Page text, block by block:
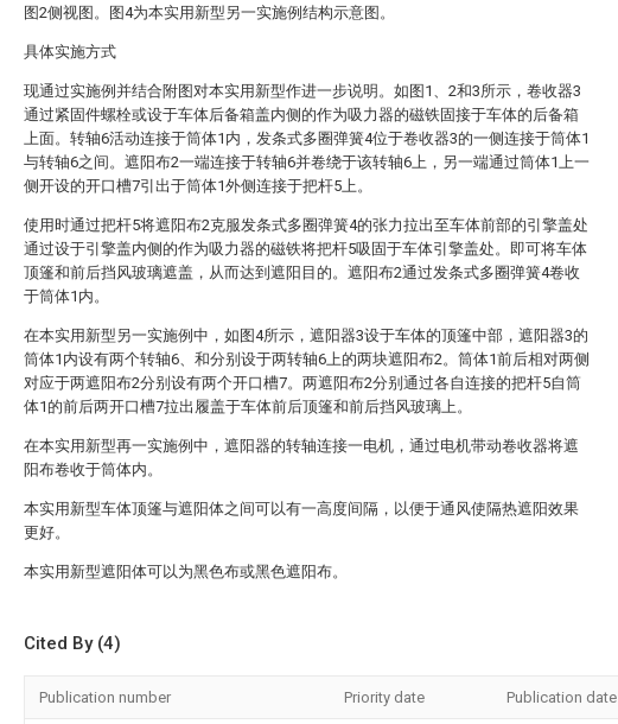
图2侧视图。图4为本实用新型另一实施例结构示意图。
具体实施方式
现通过实施例并结合附图对本实用新型作进一步说明。如图1、2和3所示，卷收器3
通过紧固件螺栓或设于车体后备箱盖内侧的作为吸力器的磁铁固接于车体的后备箱
上面。转轴6活动连接于筒体1内，发条式多圈弹簧4位于卷收器3的一侧连接于筒体1
与转轴6之间。遮阳布2一端连接于转轴6并卷绕于该转轴6上，另一端通过筒体1上一
侧开设的开口槽7引出于筒体1外侧连接于把杆5上。
使用时通过把杆5将遮阳布2克服发条式多圈弹簧4的张力拉出至车体前部的引擎盖处
通过设于引擎盖内侧的作为吸力器的磁铁将把杆5吸固于车体引擎盖处。即可将车体
顶篷和前后挡风玻璃遮盖，从而达到遮阳目的。遮阳布2通过发条式多圈弹簧4卷收
于筒体1内。
在本实用新型另一实施例中，如图4所示，遮阳器3设于车体的顶篷中部，遮阳器3的
筒体1内设有两个转轴6、和分别设于两转轴6上的两块遮阳布2。筒体1前后相对两侧
对应于两遮阳布2分别设有两个开口槽7。两遮阳布2分别通过各自连接的把杆5自筒
体1的前后两开口槽7拉出履盖于车体前后顶篷和前后挡风玻璃上。
在本实用新型再一实施例中，遮阳器的转轴连接一电机，通过电机带动卷收器将遮
阳布卷收于筒体内。
本实用新型车体顶篷与遮阳体之间可以有一高度间隔，以便于通风使隔热遮阳效果
更好。
本实用新型遮阳体可以为黑色布或黑色遮阳布。
Cited By (4)
Publication number Priority date Publication date